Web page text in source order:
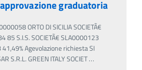
graduatoria
ORTO DI SICILIA SOCIETÃ€
85 S.I.S. SOCIETÃ€ SLA0000123
Agevolazione richiesta SI
S.R.L. GREEN ITALY SOCIET…